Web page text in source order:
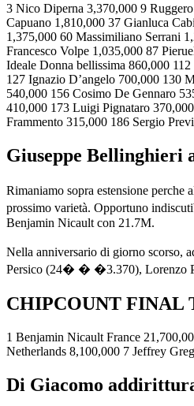
3 Nico Diperna 3,370,000 9
Capuano 1,810,000 37 Gianluca
1,375,000 60 Massimiliano Serrani
Francesco Volpe 1,035,000 87
Ideale Donna bellissima 860,000
127 Ignazio D’angelo 700,000 130
540,000 156 Cosimo De Gennaro
410,000 173 Luigi Pignataro
Frammento 315,000 186 Sergio
Giuseppe Bellinghieri
Rimaniamo sopra estensione
prossimo varietà. Opportuno
Benjamin Nicault con 21.7M.
Nella anniversario di giorno
Persico (24� � �3.370),
CHIPCOUNT FINAL
1 Benjamin Nicault France
Netherlands 8,100,000 7 Jeffrey
Di Giacomo